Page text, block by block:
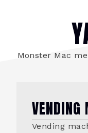
Monster Mac
Vending